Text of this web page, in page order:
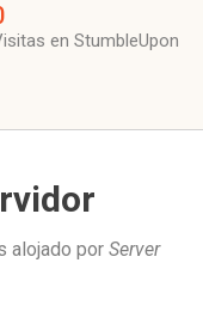
en StumbleUpon
alojado por Server